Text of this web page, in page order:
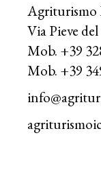
Via Pieve
Mob. +39
Mob. +39